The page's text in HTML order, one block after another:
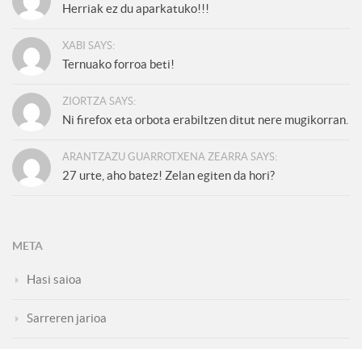
Herriak ez du aparkatuko!!!
XABI SAYS:
Ternuako forroa beti!
ZIORTZA SAYS:
Ni firefox eta orbota erabiltzen ditut nere mugikorran.
ARANTZAZU GUARROTXENA ZEARRA SAYS:
27 urte, aho batez! Zelan egiten da hori?
META
Hasi saioa
Sarreren jarioa